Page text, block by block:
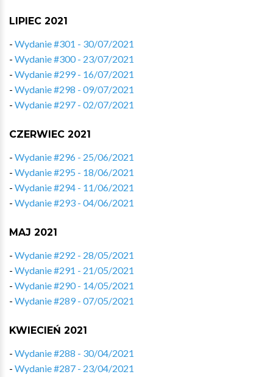
LIPIEC 2021
- Wydanie #301 - 30/07/2021
- Wydanie #300 - 23/07/2021
- Wydanie #299 - 16/07/2021
- Wydanie #298 - 09/07/2021
- Wydanie #297 - 02/07/2021
CZERWIEC 2021
- Wydanie #296 - 25/06/2021
- Wydanie #295 - 18/06/2021
- Wydanie #294 - 11/06/2021
- Wydanie #293 - 04/06/2021
MAJ 2021
- Wydanie #292 - 28/05/2021
- Wydanie #291 - 21/05/2021
- Wydanie #290 - 14/05/2021
- Wydanie #289 - 07/05/2021
KWIECIEŃ 2021
- Wydanie #288 - 30/04/2021
- Wydanie #287 - 23/04/2021